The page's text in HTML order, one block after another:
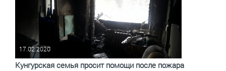
17.02.2020
Кунгурская семья просит помощи после пожара